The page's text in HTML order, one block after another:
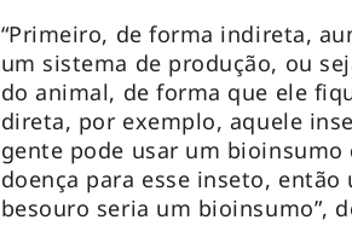
“Primeiro, de forma indireta,
um sistema de produção, ou
do animal, de forma que ele
direta, por exemplo, aquele
gente pode usar um
doença para esse inseto,
besouro seria um bioinsumo”,